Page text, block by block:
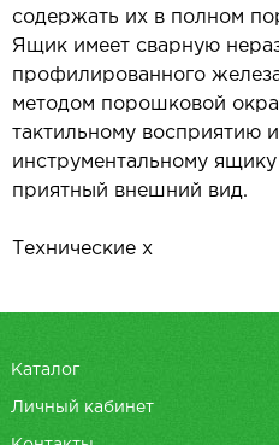
содержать их в полном
Ящик имеет сварную
профилированного
методом порошковой
тактильному восприятию
инструментальному ящику
приятный внешний вид.
Технические х
Каталог
Личный кабинет